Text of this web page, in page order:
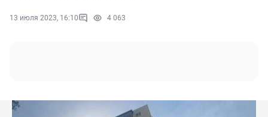
13 июля 2023, 16:10 4 063